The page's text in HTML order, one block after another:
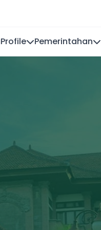
Profile Pemerintahan